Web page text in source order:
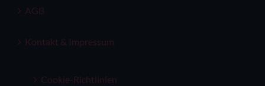
AGB
Kontakt & Impressum
Cookie-Richtlinien